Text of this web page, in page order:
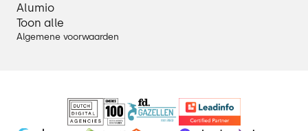
Alumio
Toon alle
Algemene voorwaarden